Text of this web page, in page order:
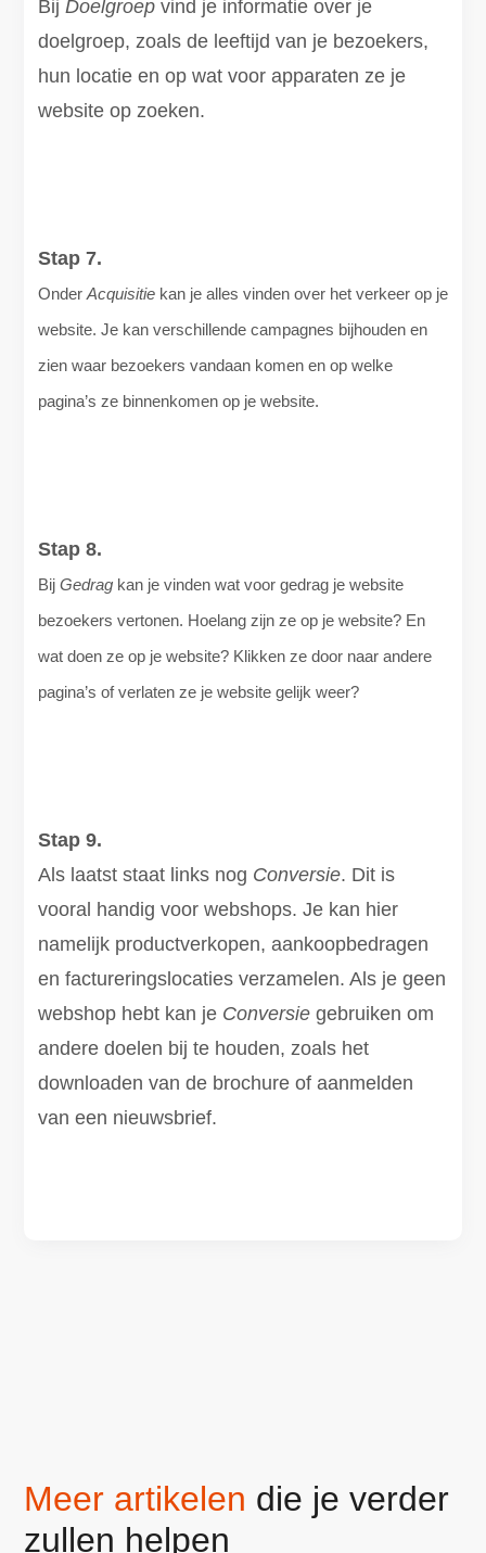
Bij Doelgroepvind je informatie over je
doelgroep, zoals de leeftijd van je bezoekers,
hun locatie en op wat voor apparaten ze je
website op zoeken.
Stap 7.
Onder Acquisitiekan je alles vinden over het verkeer op je
website. Je kan verschillende campagnes bijhouden en
zien waar bezoekers vandaan komen en op welke
pagina’s ze binnenkomen op je website.
Stap 8.
Bij Gedragkan je vinden wat voor gedrag je website
bezoekers vertonen. Hoelang zijn ze op je website? En
wat doen ze op je website? Klikken ze door naar andere
pagina’s of verlaten ze je website gelijk weer?
Stap 9.
Als laatst staat links nog Conversie. Dit is
vooral handig voor webshops. Je kan hier
namelijk productverkopen, aankoopbedragen
en factureringslocaties verzamelen. Als je geen
webshop hebt kan je Conversiegebruiken om
andere doelen bij te houden, zoals het
downloaden van de brochure of aanmelden
van een nieuwsbrief.
Meer artikelen die je verder
zullen helpen